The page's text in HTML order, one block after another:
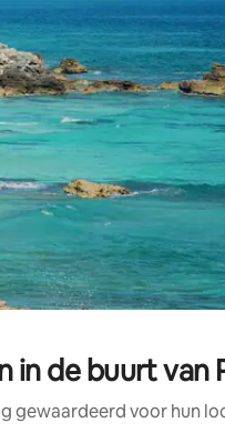
de buurt van
gewaardeerd voor hun